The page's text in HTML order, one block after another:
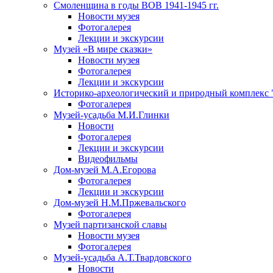
Смоленщина в годы ВОВ 1941-1945 гг.
Новости музея
Фотогалерея
Лекции и экскурсии
Музей «В мире сказки»
Новости музея
Фотогалерея
Лекции и экскурсии
Историко-археологический и природный комплекс
Фотогалерея
Музей-усадьба М.И.Глинки
Новости
Фотогалерея
Лекции и экскурсии
Видеофильмы
Дом-музей М.А.Егорова
Фотогалерея
Лекции и экскурсии
Дом-музей Н.М.Пржевальского
Фотогалерея
Музей партизанской славы
Новости музея
Фотогалерея
Музей-усадьба А.Т.Твардовского
Новости